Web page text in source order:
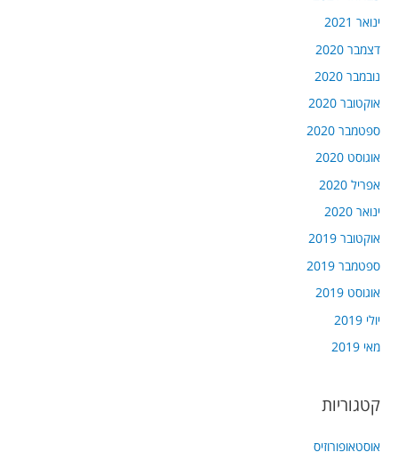
ינואר 2021
דצמבר 2020
נובמבר 2020
אוקטובר 2020
ספטמבר 2020
אוגוסט 2020
אפריל 2020
ינואר 2020
אוקטובר 2019
ספטמבר 2019
אוגוסט 2019
יולי 2019
מאי 2019
קטגוריות
אוסטאופורוזיס